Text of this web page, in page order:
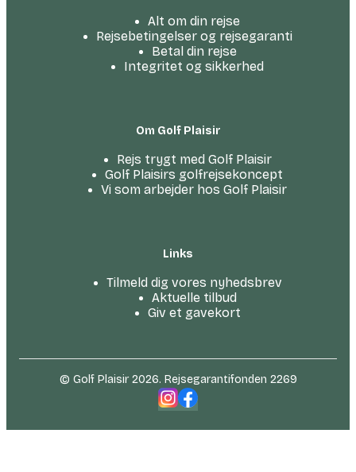
Alt om din rejse
Rejsebetingelser og rejsegaranti
Betal din rejse
Integritet og sikkerhed
Om Golf Plaisir
Rejs trygt med Golf Plaisir
Golf Plaisirs golfrejsekoncept
Vi som arbejder hos Golf Plaisir
Links
Tilmeld dig vores nyhedsbrev
Aktuelle tilbud
Giv et gavekort
© Golf Plaisir 2026. Rejsegarantifonden 2269